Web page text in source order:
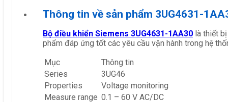
Thông tin về sản phẩm 3UG4631-
Bộ điều khiển Siemens 3UG4631-1AA30 là thiết
phẩm đáp ứng tốt các yêu cầu vận hành trong hệ
Mục
Thông tin
Series
3UG46
Properties
Voltage monitoring
Measure range 0.1 – 60 V AC/DC